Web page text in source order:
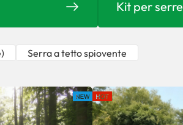
Kit per serre
Serra a tetto spiovente